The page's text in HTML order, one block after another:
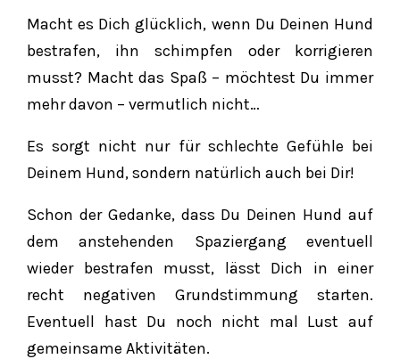
Macht es Dich glücklich, wenn Du Deinen Hund
bestrafen, ihn schimpfen oder korrigieren
musst? Macht das Spaß – möchtest Du immer
mehr davon – vermutlich nicht…
Es sorgt nicht nur für schlechte Gefühle bei
Deinem Hund, sondern natürlich auch bei Dir!
Schon der Gedanke, dass Du Deinen Hund auf
dem anstehenden Spaziergang eventuell
wieder bestrafen musst, lässt Dich in einer
recht negativen Grundstimmung starten.
Eventuell hast Du noch nicht mal Lust auf
gemeinsame Aktivitäten.